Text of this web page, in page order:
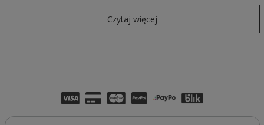
Czytaj więcej